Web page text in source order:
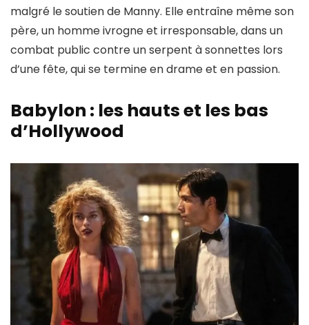
malgré le soutien de Manny. Elle entraîne même son
père, un homme ivrogne et irresponsable, dans un
combat public contre un serpent à sonnettes lors
d’une fête, qui se termine en drame et en passion.
Babylon : les hauts et les bas
d’Hollywood